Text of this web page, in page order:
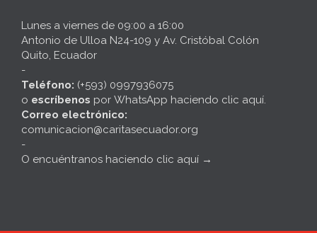
Lunes a viernes de 09:00 a 16:00
Antonio de Ulloa N24-109 y Av. Cristóbal Colón
Quito, Ecuador
-
Teléfono: (+593) 0997936075
o escríbenos por WhatsApp haciendo clic aquí.
Correo electrónico:
comunicacion@caritasecuador.org
-
O encuéntranos haciendo clic aquí →